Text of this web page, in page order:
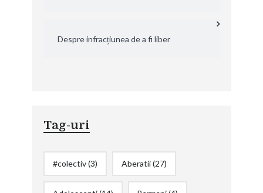
Despre infracțiunea de a fi liber
Tag-uri
#colectiv(3) Aberatii(27)